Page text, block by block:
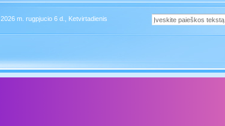
2026 m. rugpjucio 6 d., Ketvirtadienis